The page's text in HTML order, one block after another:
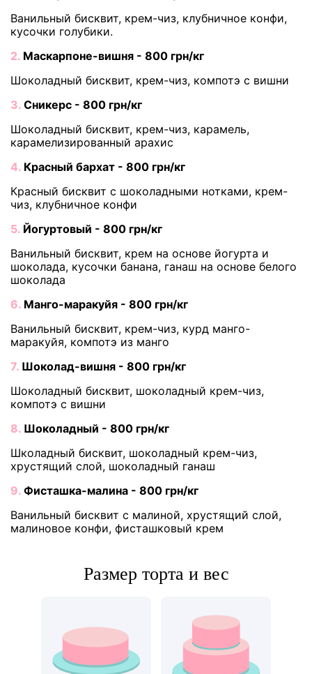
Ванильный бисквит, крем-чиз, клубничное конфи,
кусочки голубики.
2. Маскарпоне-вишня - 800 грн/кг
Шоколадный бисквит, крем-чиз, компотэ с вишни
3. Сникерс - 800 грн/кг
Шоколадный бисквит, крем-чиз, карамель,
карамелизированный арахис
4. Красный бархат - 800 грн/кг
Красный бисквит с шоколадными нотками, крем-
чиз, клубничное конфи
5. Йогуртовый - 800 грн/кг
Ванильный бисквит, крем на основе йогурта и
шоколада, кусочки банана, ганаш на основе белого
шоколада
6. Манго-маракуйя - 800 грн/кг
Ванильный бисквит, крем-чиз, курд манго-
маракуйя, компотэ из манго
7. Шоколад-вишня - 800 грн/кг
Шоколадный бисквит, шоколадный крем-чиз,
компотэ с вишни
8. Шоколадный - 800 грн/кг
Школадный бисквит, шоколадный крем-чиз,
хрустящий слой, шоколадный ганаш
9. Фисташка-малина - 800 грн/кг
Ванильный бисквит с малиной, хрустящий слой,
малиновое конфи, фисташковый крем
Размер торта и вес